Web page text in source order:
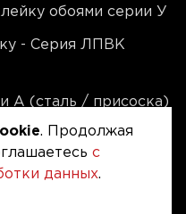
обоями серии У
- Серия ЛПВК
A (сталь / присоска)
ФЛЮР
размерам
- Серия АЛР
. Продолжая
с
данных.